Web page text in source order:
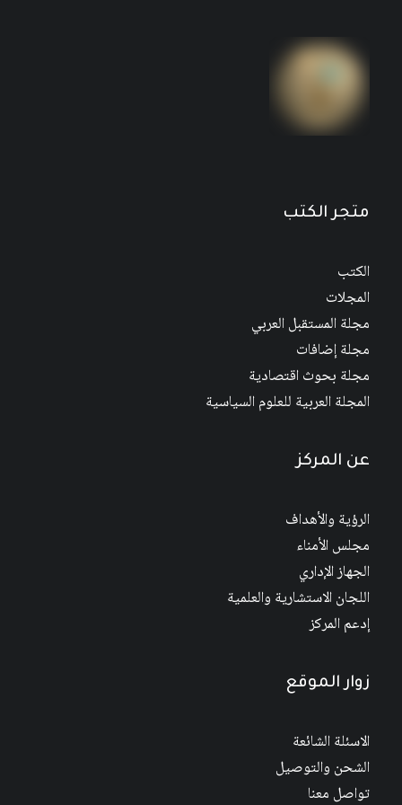
متجر الكتب
الكتب
المجلات
مجلة المستقبل العربي
مجلة إضافات
مجلة بحوث اقتصادية
المجلة العربية للعلوم السياسية
عن المركز
الرؤية والأهداف
مجلس الأمناء
الجهاز الإداري
اللجان الاستشارية والعلمية
إدعم المركز
زوار الموقع
الاسئلة الشائعة
الشحن والتوصيل
تواصل معنا